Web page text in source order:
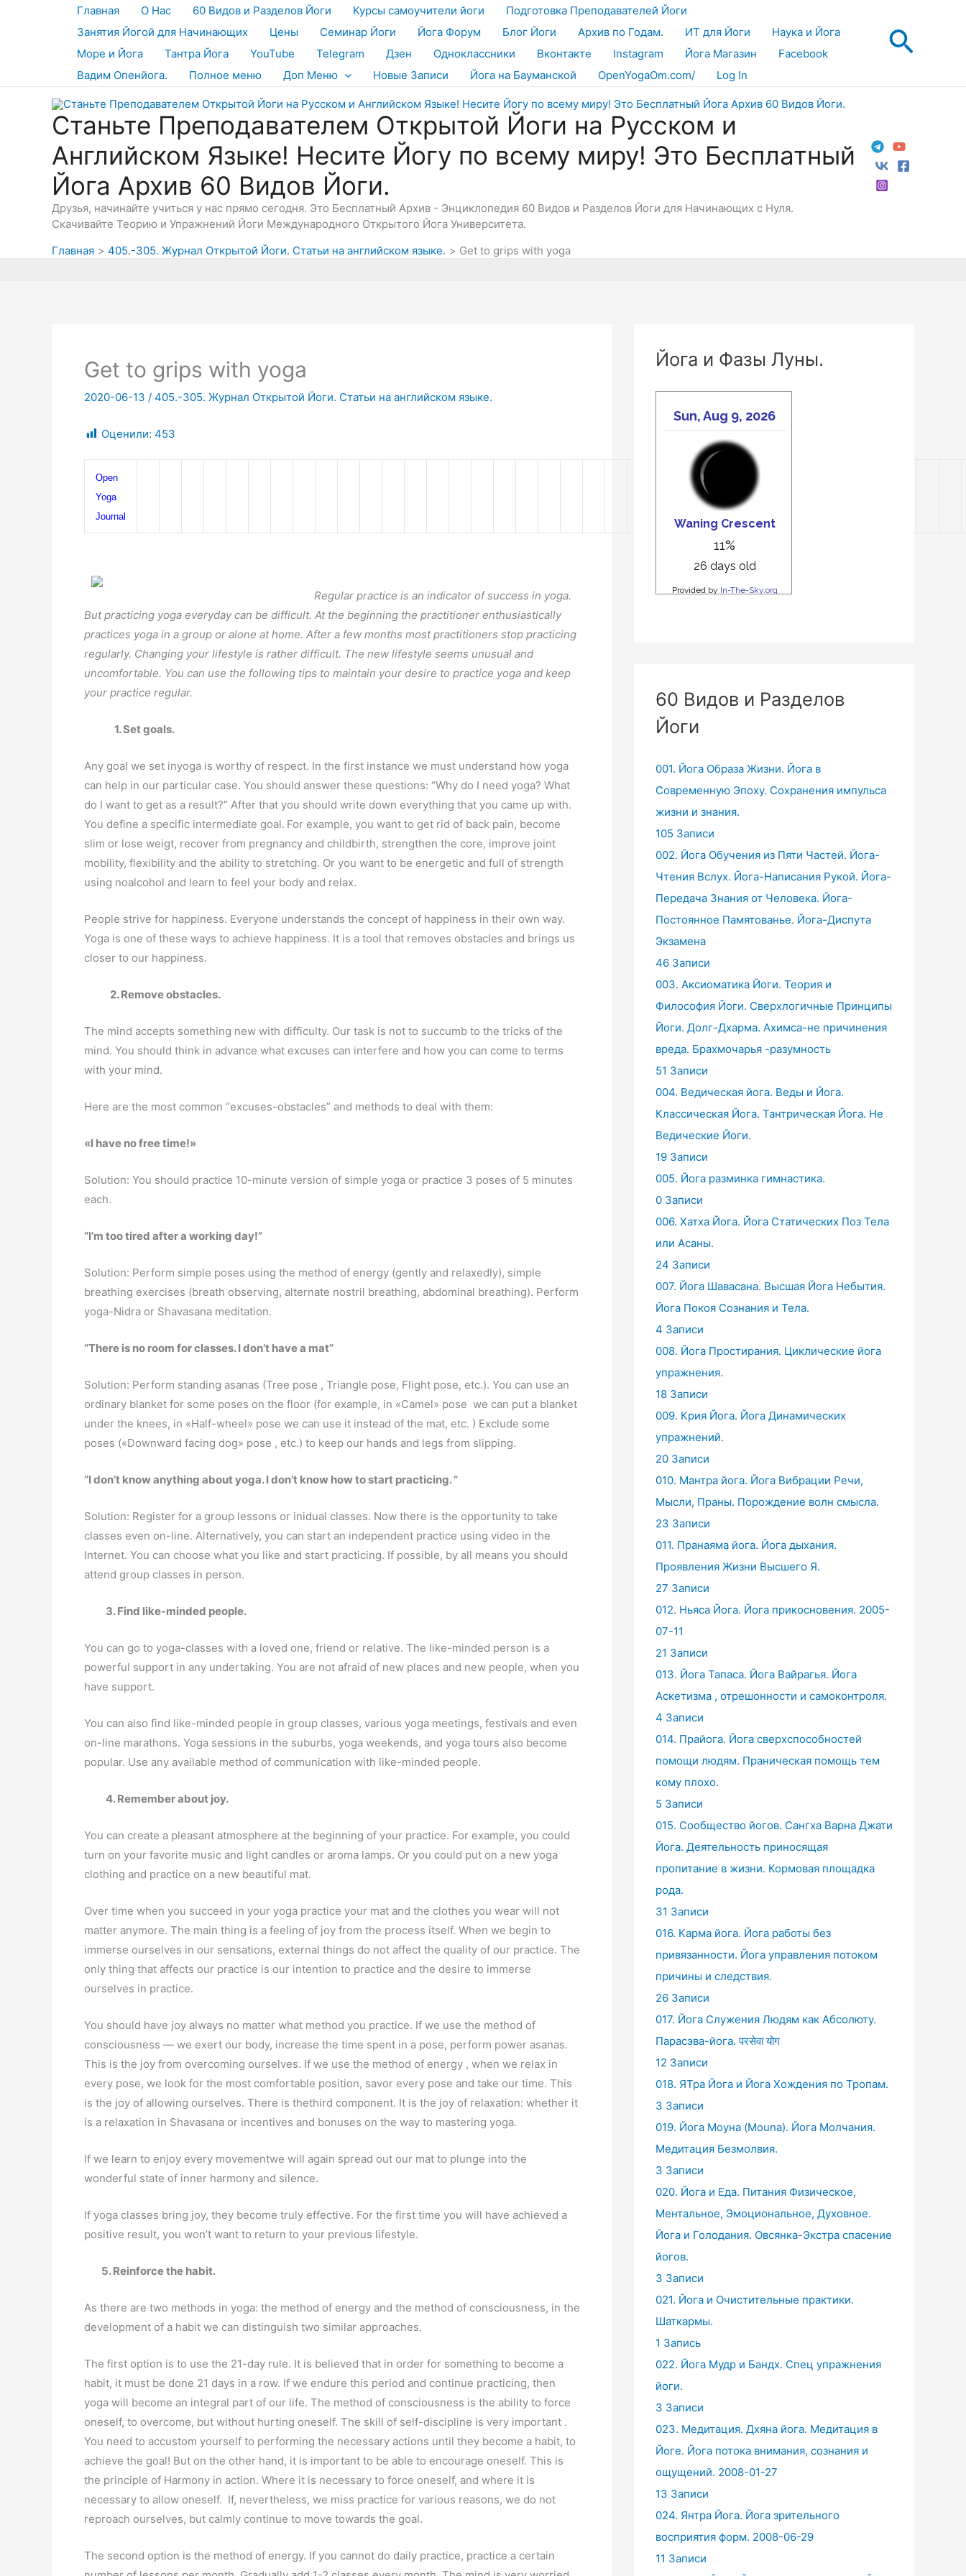
Главная О Нас 60 Видов и Разделов Йоги Курсы самоучители йоги
Подготовка Преподавателей Йоги
Занятия Йогой для Начинающих
Цены Семинар Йоги Йога Форум Блог Йоги Архив по Годам. ИТ для Йоги
Наука и Йога
Море и Йога
Тантра Йога YouTube Telegram Дзен Одноклассники Вконтакте Instagram Йога Магазин
Facebook
Вадим Опенйога.
Полное меню Доп Меню Новые Записи Йога на Бауманской OpenYogaOm.com/ Log In
Станьте Преподавателем Открытой Йоги на Русском и
Английском Языке! Несите Йогу по всему миру! Это Бесплатный
Йога Архив 60 Видов Йоги.
Друзья, начинайте учиться у нас прямо сегодня. Это Бесплатный Архив - Энциклопедия 60 Видов и Разделов Йоги для Начинающих с Нуля.
Скачивайте Теорию и Упражнений Йоги Международного Открытого Йога Университета.
Главная
405.-305. Журнал Открытой Йоги. Статьи на английском языке. Get to grips with yoga
Get to grips with yoga
2020-06-13 / 405.-305. Журнал Открытой Йоги. Статьи на английском языке.
Оценили: 453
Open
Yoga
Journal
Regular practice is an indicator of success in yoga.
But practicing yoga everyday can be difficult. At the beginning the practitioner enthusiastically
practices yoga in a group or alone at home. After a few months most practitioners stop practicing
regularly. Changing your lifestyle is rather difficult. The new lifestyle seems unusual and
uncomfortable. You can use the following tips to maintain your desire to practice yoga and keep
your practice regular.
1.Set goals.
Any goal we set inyoga is worthy of respect. In the first instance we must understand how yoga
can help in our particular case. You should answer these questions: “Why do I need yoga? What
do I want to get as a result?” After that you should write down everything that you came up with.
You define a specific intermediate goal. For example, you want to get rid of back pain, become
slim or lose weigt, recover from pregnancy and childbirth, strengthen the core, improve joint
mobility, flexibility and the ability to stretching. Or you want to be energetic and full of strength
using noalcohol and learn to feel your body and relax.
People strive for happiness. Everyone understands the concept of happiness in their own way.
Yoga is one of these ways to achieve happiness. It is a tool that removes obstacles and brings us
closer to our happiness.
2.Remove obstacles.
The mind accepts something new with difficulty. Our task is not to succumb to the tricks of the
mind. You should think in advance what excuses can interfere and how you can come to terms
with your mind.
Here are the most common “excuses-obstacles” and methods to deal with them:
«I have no free time!»
Solution: You should practice 10-minute version of simple yoga or practice 3 poses of 5 minutes
each.
“I’m too tired after a working day!”
Solution: Perform simple poses using the method of energy (gently and relaxedly), simple
breathing exercises (breath observing, alternate nostril breathing, abdominal breathing). Perform
yoga-Nidra or Shavasana meditation.
“There is no room for classes. I don’t have a mat”
Solution: Perform standing asanas (Tree pose , Triangle pose, Flight pose, etc.). You can use an
ordinary blanket for some poses on the floor (for example, in «Camel» pose we can put a blanket
under the knees, in «Half-wheel» pose we can use it instead of the mat, etc. ) Exclude some
poses («Downward facing dog» pose , etc.) to keep our hands and legs from slipping.
“I don’t know anything about yoga. I don’t know how to start practicing. ”
Solution: Register for a group lessons or inidual classes. Now there is the opportunity to take
classes even on-line. Alternatively, you can start an independent practice using video in the
Internet. You can choose what you like and start practicing. If possible, by all means you should
attend group classes in person.
3.Find like-minded people.
You can go to yoga-classes with a loved one, friend or relative. The like-minded person is a
powerful support in any undertaking. You are not afraid of new places and new people, when you
have support.
You can also find like-minded people in group classes, various yoga meetings, festivals and even
on-line marathons. Yoga sessions in the suburbs, yoga weekends, and yoga tours also become
popular. Use any available method of communication with like-minded people.
4. Remember about joy.
You can create a pleasant atmosphere at the beginning of your practice. For example, you could
turn on your favorite music and light candles or aroma lamps. Or you could put on a new yoga
clothing and practice on a new beautiful mat.
Over time when you succeed in your yoga practice your mat and the clothes you wear will not
matter anymore. The main thing is a feeling of joy from the process itself. When we begin to
immerse ourselves in our sensations, external things do not affect the quality of our practice. The
only thing that affects our practice is our intention to practice and the desire to immerse
ourselves in practice.
You should have joy always no matter what method you practice. If we use the method of
consciousness — we exert our body, increase the time spent in a pose, perform power asanas.
This is the joy from overcoming ourselves. If we use the method of energy , when we relax in
every pose, we look for the most comfortable position, savor every pose and take our time. This
is the joy of allowing ourselves. There is thethird component. It is the joy of relaxation: whether it
is a relaxation in Shavasana or incentives and bonuses on the way to mastering yoga.
If we learn to enjoy every movementwe will again spread out our mat to plunge into the
wonderful state of inner harmony and silence.
If yoga classes bring joy, they become truly effective. For the first time you will have achieved a
positive result, you won’t want to return to your previous lifestyle.
5.Reinforce the habit.
As there are two methods in yoga: the method of energy and the method of consciousness, in the
development of a habit we can distinguish two similar approaches.
The first option is to use the 21-day rule. It is believed that in order for something to become a
habit, it must be done 21 days in a row. If we endure this period and continue practicing, then
yoga will become an integral part of our life. The method of consciousness is the ability to force
oneself, to overcome, but without hurting oneself. The skill of self-discipline is very important .
You need to accustom yourself to performing the necessary actions until they become a habit, to
achieve the goal! But on the other hand, it is important to be able to encourage oneself. This is
the principle of Harmony in action. Where it is necessary to force oneself, and where it is
necessary to allow oneself. If, nevertheless, we miss practice for various reasons, we do not
reproach ourselves, but calmly continue to move towards the goal.
The second option is the method of energy. If you cannot do daily practice, practice a certain
Йога и Фазы Луны.
60 Видов и Разделов
Йоги
001. Йога Образа Жизни. Йога в
Современную Эпоху. Сохранения импульса
жизни и знания.
105 Записи
002. Йога Обучения из Пяти Частей. Йога-
Чтения Вслух. Йога-Написания Рукой. Йога-
Передача Знания от Человека. Йога-
Постоянное Памятованье. Йога-Диспута
Экзамена
46 Записи
003. Аксиоматика Йоги. Теория и
Философия Йоги. Сверхлогичные Принципы
Йоги. Долг-Дхарма. Ахимса-не причинения
вреда. Брахмочарья -разумность
51 Записи
004. Ведическая йога. Веды и Йога.
Классическая Йога. Тантрическая Йога. Не
Ведические Йоги.
19 Записи
005. Йога разминка гимнастика.
0 Записи
006. Хатха Йога. Йога Статических Поз Тела
или Асаны.
24 Записи
007. Йога Шавасана. Высшая Йога Небытия.
Йога Покоя Сознания и Тела.
4 Записи
008. Йога Простирания. Циклические йога
упражнения.
18 Записи
009. Крия Йога. Йога Динамических
упражнений.
20 Записи
010. Мантра йога. Йога Вибрации Речи,
Мысли, Праны. Порождение волн смысла.
23 Записи
011. Пранаяма йога. Йога дыхания.
Проявления Жизни Высшего Я.
27 Записи
012. Ньяса Йога. Йога прикосновения. 2005-
07-11
21 Записи
013. Йога Тапаса. Йога Вайрагья. Йога
Аскетизма , отрешонности и самоконтроля.
4 Записи
014. Прайога. Йога сверхспособностей
помощи людям. Праническая помощь тем
кому плохо.
5 Записи
015. Сообщество йогов. Сангха Варна Джати
Йога. Деятельность приносящая
пропитание в жизни. Кормовая площадка
рода.
31 Записи
016. Карма йога. Йога работы без
привязанности. Йога управления потоком
причины и следствия.
26 Записи
017. Йога Служения Людям как Абсолюту.
Парасэва-йога. परसेवा योग
12 Записи
018. ЯТра Йога и Йога Хождения по Тропам.
3 Записи
019. Йога Моуна (Mouna). Йога Молчания.
Медитация Безмолвия.
3 Записи
020. Йога и Еда. Питания Физическое,
Ментальное, Эмоциональное, Духовное.
Йога и Голодания. Овсянка-Экстра спасение
йогов.
3 Записи
021. Йога и Очистительные практики.
Шаткармы.
1 Запись
022. Йога Мудр и Бандх. Спец упражнения
йоги.
3 Записи
023. Медитация. Дхяна йога. Медитация в
Йоге. Йога потока внимания, сознания и
ощущений. 2008-01-27
13 Записи
024. Янтра Йога. Йога зрительного
восприятия форм. 2008-06-29
11 Записи